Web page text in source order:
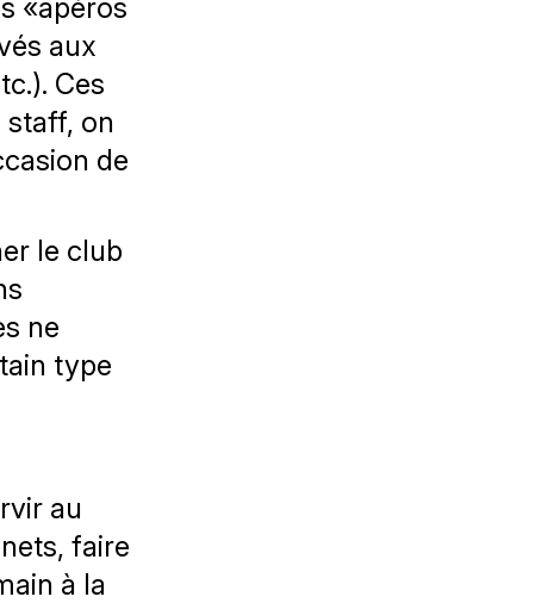
«apéros
aux
Ces
on
de
le club
ne
type
au
faire
à la